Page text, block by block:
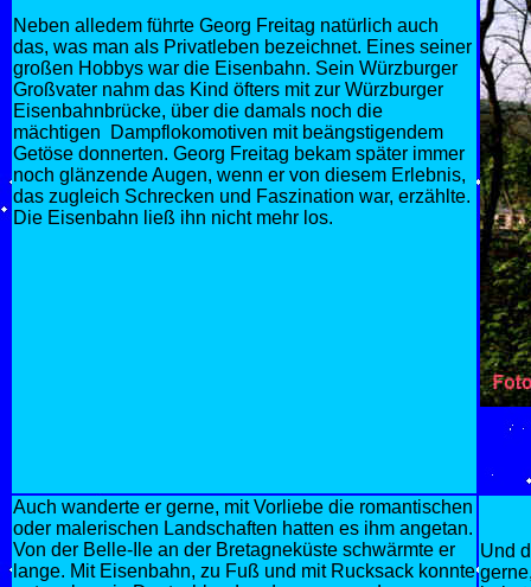
Neben alledem führte Georg Freitag natürlich auch
das, was man als Privatleben bezeichnet. Eines seiner
großen Hobbys war die Eisenbahn. Sein Würzburger
Großvater nahm das Kind öfters mit zur Würzburger
Eisenbahnbrücke, über die damals noch die
mächtigen Dampflokomotiven mit beängstigendem
Getöse donnerten. Georg Freitag bekam später immer
noch glänzende Augen, wenn er von diesem Erlebnis,
das zugleich Schrecken und Faszination war, erzählte.
Die Eisenbahn ließ ihn nicht mehr los.
Auch wanderte er gerne, mit Vorliebe die romantischen
oder malerischen Landschaften hatten es ihm angetan.
Von der Belle-Ile an der Bretagneküste schwärmte er
lange. Mit Eisenbahn, zu Fuß und mit Rucksack konnte
Und